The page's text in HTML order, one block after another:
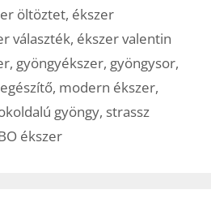
öltöztet, ékszer
választék, ékszer valentin
, gyöngyékszer, gyöngysor,
, modern ékszer,
gyöngy, strassz
ékszer